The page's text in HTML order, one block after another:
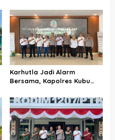
Karhutla Jadi Alarm
Bersama, Kapolres Kubu
Langkah Jaga Keamanan
serta Pembangunan